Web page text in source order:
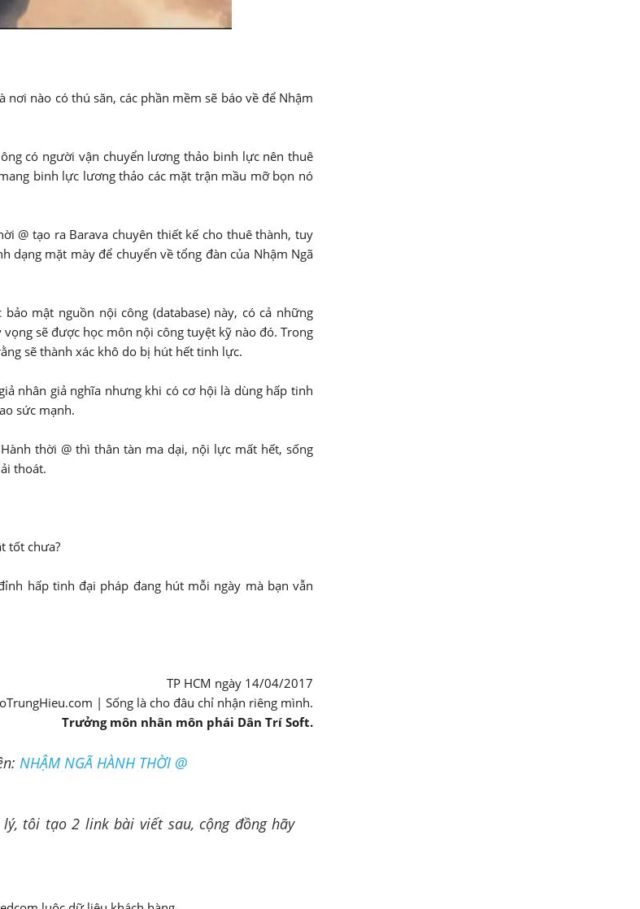
nào có thú săn, các phần mềm sẽ báo về để Nhậm
có người vận chuyển lương thảo binh lực nên thuê
binh lực lương thảo các mặt trận mầu mỡ bọn nó
@ tạo ra Barava chuyên thiết kế cho thuê thành, tuy
dạng mặt mày để chuyển về tổng đàn của Nhậm Ngã
mật nguồn nội công (database) này, có cả những
sẽ được học môn nội công tuyệt kỹ nào đó. Trong
sẽ thành xác khô do bị hút hết tinh lực.
nhân giả nghĩa nhưng khi có cơ hội là dùng hấp tinh
sức mạnh.
thời @ thì thân tàn ma dại, nội lực mất hết, sống
thoát.
tốt chưa?
hấp tinh đại pháp đang hút mỗi ngày mà bạn vẫn
TP HCM ngày 14/04/2017
| Sống là cho đâu chỉ nhận riêng mình.
Trưởng môn nhân môn phái Dân Trí Soft.
NHẬM NGÃ HÀNH THỜI @
tôi tạo 2 link bài viết sau, cộng đồng hãy